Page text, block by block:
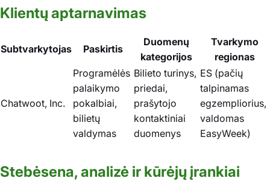
Klientų aptarnavimas
Subtvarkytojas Paskirtis
Duomenų
kategorijos
Tvarkymo
regionas
Chatwoot, Inc.
Programėlės
palaikymo
pokalbiai,
bilietų
valdymas
Bilieto turinys,
priedai,
prašytojo
kontaktiniai
duomenys
ES (pačių
talpinamas
egzempliorius,
valdomas
EasyWeek)
Stebėsena, analizė ir kūrėjų įrankiai